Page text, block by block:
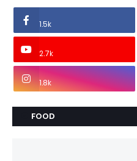
1.5k
2.7k
1.8k
FOOD